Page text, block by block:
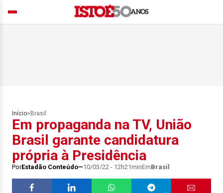
Início> Brasil
Em propaganda na TV, União
Brasil garante candidatura
própria à Presidência
PorEstadão Conteúdo 10/03/22 - 12h21minEmBrasil